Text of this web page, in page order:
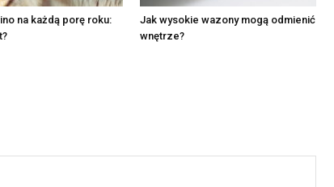
na każdą porę roku:
Jak wysokie wazony mogą odmienić
wnętrze?